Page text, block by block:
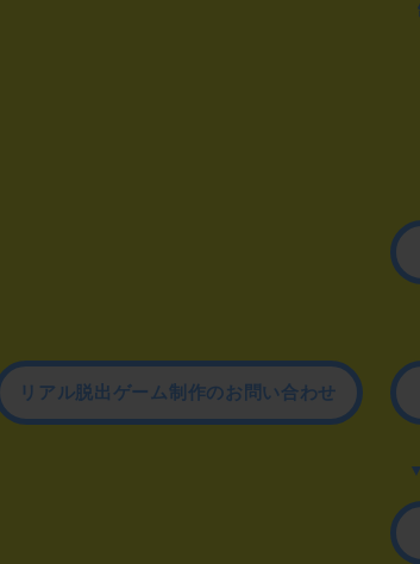
リアル脱出ゲーム制作のお問い合わせ